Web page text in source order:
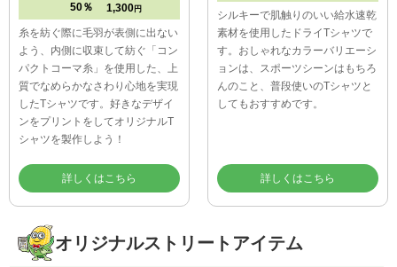
50％ 1,300 円
糸を紡ぐ際に毛羽が表側に出ない
よう、内側に収束して紡ぐ「コン
パクトコーマ糸」を使用した、上
質でなめらかなさわり心地を実現
したTシャツです。好きなデザイ
ンをプリントをしてオリジナルT
シャツを製作しよう！
詳しくはこちら
シルキーで肌触りのいい給水速乾
素材を使用したドライTシャツで
す。おしゃれなカラーバリエーシ
ョンは、スポーツシーンはもちろ
んのこと、普段使いのTシャツと
してもおすすめです。
詳しくはこちら
オリジナルストリートアイテム